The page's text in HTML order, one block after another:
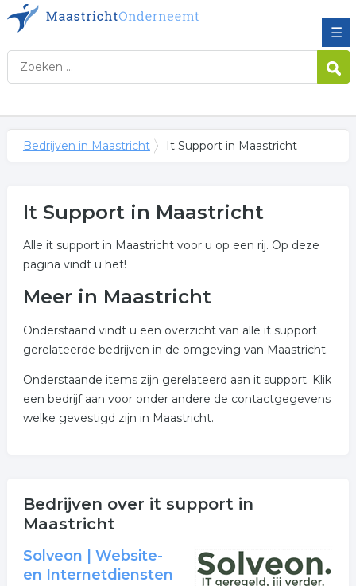
☰
Bedrijven in Maastricht It Support in Maastricht
It Support in Maastricht
Alle it support in Maastricht voor u op een rij. Op deze
pagina vindt u het!
Meer in Maastricht
Onderstaand vindt u een overzicht van alle it support
gerelateerde bedrijven in de omgeving van Maastricht.
Onderstaande items zijn gerelateerd aan it support. Klik
een bedrijf aan voor onder andere de contactgegevens
welke gevestigd zijn in Maastricht.
Bedrijven over it support in
Maastricht
Solveon | Website-
en Internetdiensten